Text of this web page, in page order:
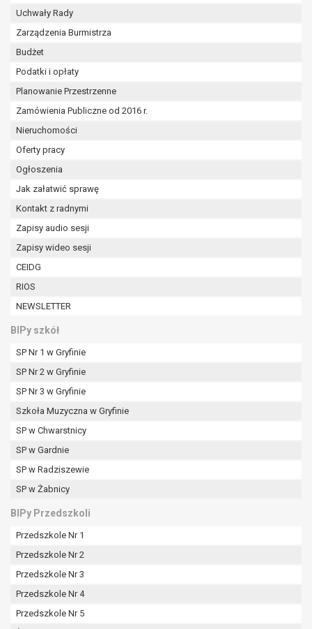
Uchwały Rady
Zarządzenia Burmistrza
Budżet
Podatki i opłaty
Planowanie Przestrzenne
Zamówienia Publiczne od 2016 r.
Nieruchomości
Oferty pracy
Ogłoszenia
Jak załatwić sprawę
Kontakt z radnymi
Zapisy audio sesji
Zapisy wideo sesji
CEIDG
RIOS
NEWSLETTER
BIPy szkół
SP Nr 1 w Gryfinie
SP Nr 2 w Gryfinie
SP Nr 3 w Gryfinie
Szkoła Muzyczna w Gryfinie
SP w Chwarstnicy
SP w Gardnie
SP w Radziszewie
SP w Żabnicy
BIPy Przedszkoli
Przedszkole Nr 1
Przedszkole Nr 2
Przedszkole Nr 3
Przedszkole Nr 4
Przedszkole Nr 5